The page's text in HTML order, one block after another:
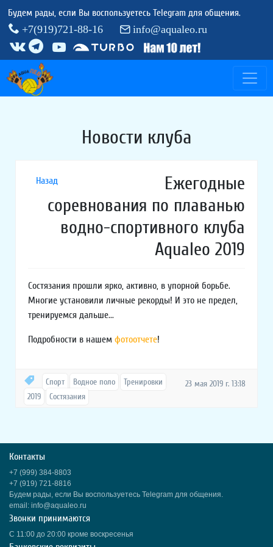
Будем рады, если Вы воспользуетесь Telegram для общения.
+7(919)721-88-16
info@aqualeo.ru
Новости клуба
Назад
Ежегодные
соревнования по плаванью
водно-спортивного клуба
Aqualeo 2019
Состязания прошли ярко, активно, в упорной борьбе.
Многие установили личные рекорды! И это не предел,
тренируемся дальше...
Подробности в нашем фотоотчете!
23 мая 2019 г. 13:18
Спорт Водное поло
Тренировки
2019
Состязания
Контакты
+7 (999) 384-8803
+7 (919) 721-8816
Будем рады, если Вы воспользуетесь Telegram для общения.
email: info@aqualeo.ru
Звонки принимаются
С 11:00 до 20:00 кроме воскресенья